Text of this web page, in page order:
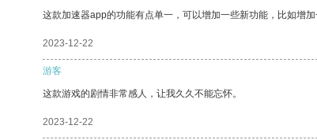
这款加速器app的功能有点单一，可以增加一些新功能，比如增加
2023-12-22
游客
这款游戏的剧情非常感人，让我久久不能忘怀。
2023-12-22